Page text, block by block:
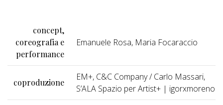
concept,
coreografia e
performance
Emanuele Rosa, Maria Focaraccio
coproduzione
EM+, C&C Company / Carlo Massari,
S’ALA Spazio per Artist+ | igorxmoreno